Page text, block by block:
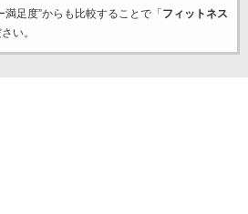
足度”からも比較することで「 フィットネス
い。